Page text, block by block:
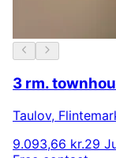
3 rm.
Taulov,
9.093,66 kr.29